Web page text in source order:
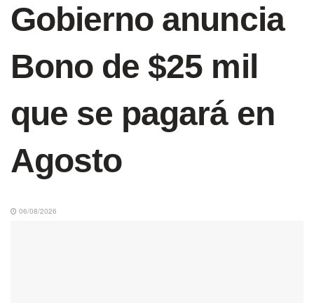
Gobierno anuncia
Bono de $25 mil
que se pagará en
Agosto
06/08/2026